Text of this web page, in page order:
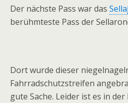
Der nächste Pass war das
berühmteste Pass der
Dort wurde dieser
Fahrradschutzstreifen
gute Sache. Leider ist es in